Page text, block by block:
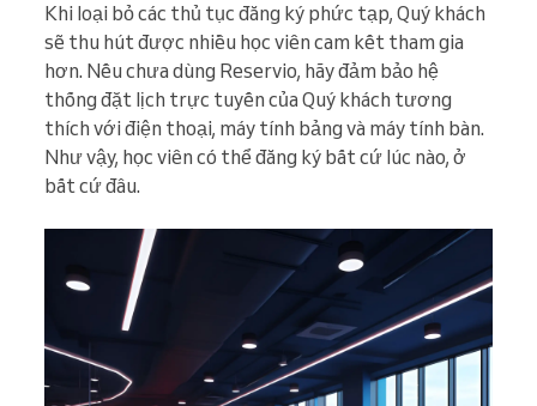
Khi loại bỏ các thủ tục đăng ký phức tạp, Quý khách
sẽ thu hút được nhiều học viên cam kết tham gia
hơn. Nếu chưa dùng Reservio, hãy đảm bảo hệ
thống đặt lịch trực tuyến của Quý khách tương
thích với điện thoại, máy tính bảng và máy tính bàn.
Như vậy, học viên có thể đăng ký bất cứ lúc nào, ở
bất cứ đâu.